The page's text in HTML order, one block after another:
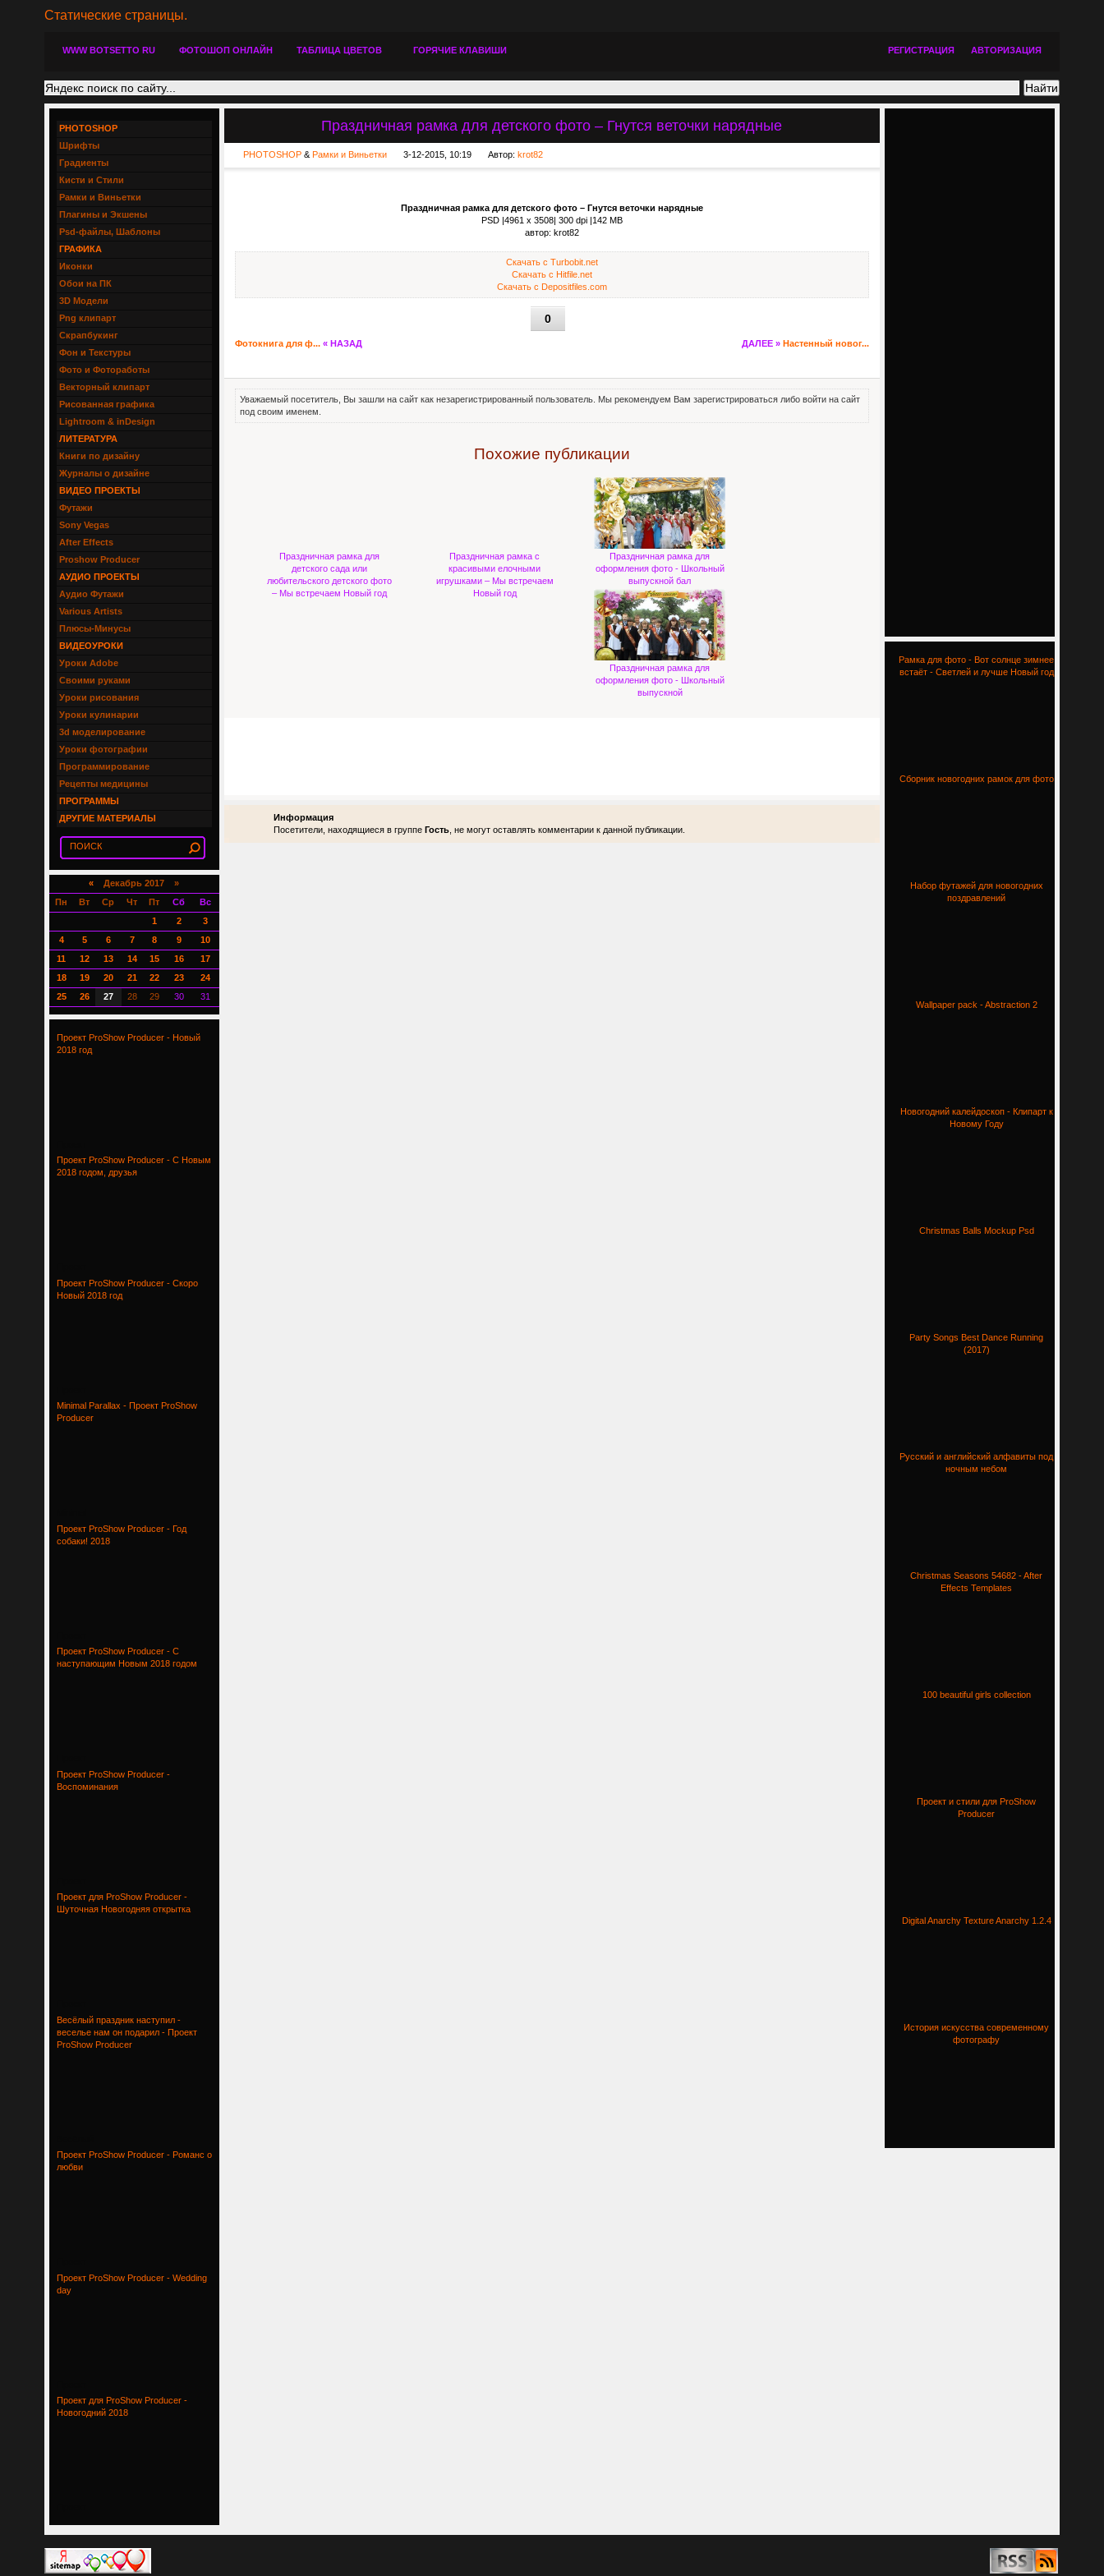
Статические страницы.
WWW BOTSETTO RU ФОТОШОП ОНЛАЙН ТАБЛИЦА ЦВЕТОВ ГОРЯЧИЕ КЛАВИШИ РЕГИСТРАЦИЯ АВТОРИЗАЦИЯ
Праздничная рамка для детского фото – Гнутся веточки нарядные
PHOTOSHOP& Рамки и Виньетки 3-12-2015, 10:19 Автор: krot82
Праздничная рамка для детского фото – Гнутся веточки нарядные
PSD |4961 x 3508| 300 dpi |142 MB
автор: krot82
Скачать с Turbobit.net
Скачать с Hitfile.net
Скачать с Depositfiles.com
0
Фотокнига для ф... « НАЗАД ДАЛЕЕ » Настенный новог...
Уважаемый посетитель, Вы зашли на сайт как незарегистрированный пользователь. Мы рекомендуем Вам зарегистрироваться либо войти на сайт
под своим именем.
Похожие публикации
Праздничная рамка для
детского сада или
любительского детского фото
– Мы встречаем Новый год
Праздничная рамка с
красивыми елочными
игрушками – Мы встречаем
Новый год
Праздничная рамка для
оформления фото - Школьный
выпускной бал
Праздничная рамка для
оформления фото - Школьный
выпускной
Информация
Посетители, находящиеся в группе Гость, не могут оставлять комментарии к данной публикации.
Рамка для фото - Вот солнце зимнее
встаёт - Светлей и лучше Новый год
Сборник новогодних рамок для фото
Набор футажей для новогодних
поздравлений
Wallpaper pack - Abstraction 2
Новогодний калейдоскоп - Клипарт к
Новому Году
Christmas Balls Mockup Psd
Party Songs Best Dance Running
(2017)
Русский и английский алфавиты под
ночным небом
Christmas Seasons 54682 - After
Effects Templates
100 beautiful girls collection
Проект и стили для ProShow
Producer
Digital Anarchy Texture Anarchy 1.2.4
История искусства современному
фотографу
PHOTOSHOP
Шрифты
Градиенты
Кисти и Стили
Рамки и Виньетки
Плагины и Экшены
Psd-файлы, Шаблоны
ГРАФИКА
Иконки
Обои на ПК
3D Модели
Png клипарт
Скрапбукинг
Фон и Текстуры
Фото и Фотоработы
Векторный клипарт
Рисованная графика
Lightroom & inDesign
ЛИТЕРАТУРА
Книги по дизайну
Журналы о дизайне
ВИДЕО ПРОЕКТЫ
Футажи
Sony Vegas
After Effects
Proshow Producer
АУДИО ПРОЕКТЫ
Аудио Футажи
Various Artists
Плюсы-Минусы
ВИДЕОУРОКИ
Уроки Adobe
Своими руками
Уроки рисования
Уроки кулинарии
3d моделирование
Уроки фотографии
Программирование
Рецепты медицины
ПРОГРАММЫ
ДРУГИЕ МАТЕРИАЛЫ
« Декабрь 2017 »
Пн
Вт Ср Чт Пт Сб
Вс
1
2
3
4
5 6 7 8 9
10
11
12 13 14 15 16
17
18
19 20 21 22 23
24
25
26 27 28 29 30 31
Проект ProShow Producer - Новый
2018 год
Проект ProShow Producer - С Новым
2018 годом, друзья
Проект ProShow Producer - Скоро
Новый 2018 год
Minimal Parallax - Проект ProShow
Producer
Проект ProShow Producer - Год
собаки! 2018
Проект ProShow Producer - С
наступающим Новым 2018 годом
Проект ProShow Producer -
Воспоминания
Проект для ProShow Producer -
Шуточная Новогодняя открытка
Весёлый праздник наступил -
веселье нам он подарил - Проект
ProShow Producer
Проект ProShow Producer - Романс о
любви
Проект ProShow Producer - Wedding
day
Проект для ProShow Producer -
Новогодний 2018